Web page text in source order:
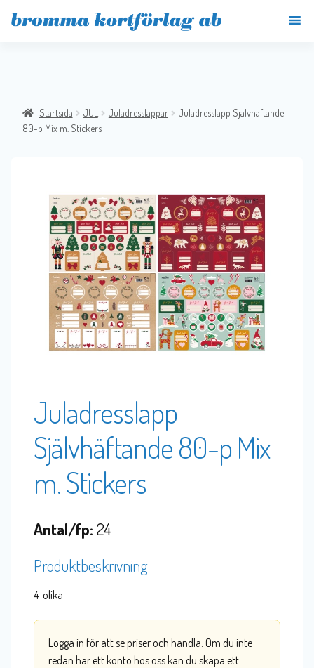
Startsida JUL Juladresslappar
Juladresslapp Självhäftande
80-p Mix m. Stickers
Juladresslapp
Självhäftande 80-p Mix
m. Stickers
Antal/fp: 24
Produktbeskrivning
4-olika
Logga in för att se priser och handla. Om du inte
redan har ett konto hos oss kan du skapa ett